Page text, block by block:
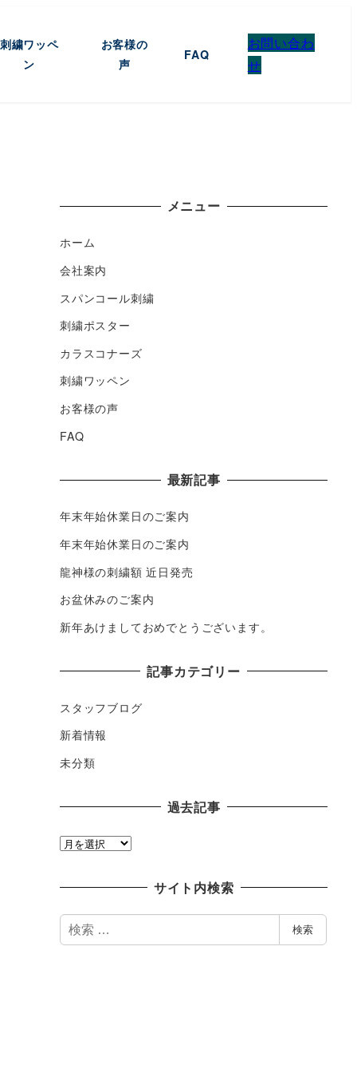
刺繍ワッペ
ン
お客様の
声
FAQ
お問い合わ
せ
メニュー
ホーム
会社案内
スパンコール刺繍
刺繍ポスター
カラスコナーズ
刺繍ワッペン
お客様の声
FAQ
最新記事
年末年始休業日のご案内
年末年始休業日のご案内
龍神様の刺繍額 近日発売
お盆休みのご案内
新年あけましておめでとうございます。
記事カテゴリー
スタッフブログ
新着情報
未分類
過去記事
過
サイト内検索
検
索
検索